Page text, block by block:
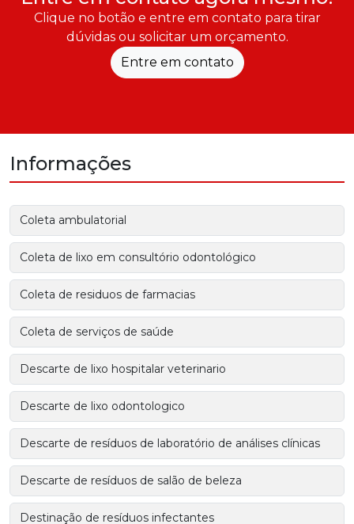
Clique no botão e entre em contato para tirar
dúvidas ou solicitar um orçamento.
Entre em contato
Informações
Coleta ambulatorial
Coleta de lixo em consultório odontológico
Coleta de residuos de farmacias
Coleta de serviços de saúde
Descarte de lixo hospitalar veterinario
Descarte de lixo odontologico
Descarte de resíduos de laboratório de análises clínicas
Descarte de resíduos de salão de beleza
Destinação de resíduos infectantes